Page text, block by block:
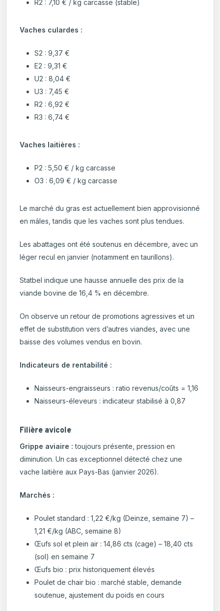
R2 : 7,10 € / kg carcasse (stable)
Vaches culardes :
S2 : 9,37 €
E2 : 9,31 €
U2 : 8,04 €
U3 : 7,45 €
R2 : 6,92 €
R3 : 6,74 €
Vaches laitières :
P2 : 5,50 € / kg carcasse
O3 : 6,09 € / kg carcasse
Le marché du gras est actuellement bien approvisionné
en mâles, tandis que les vaches sont plus tendues.
Les abattages ont été soutenus en décembre, avec un
léger recul en janvier (notamment en taurillons).
Statbel indique une hausse annuelle des prix de la
viande bovine de 16,4 % en décembre.
On observe un retour de promotions agressives et un
effet de substitution vers d’autres viandes, avec une
baisse des volumes vendus en bovin.
Indicateurs de rentabilité :
Naisseurs-engraisseurs : ratio revenus/coûts = 1,16
Naisseurs-éleveurs : indicateur stabilisé à 0,87
Filière avicole
Grippe aviaire : toujours présente, pression en
diminution. Un cas exceptionnel détecté chez une
vache laitière aux Pays-Bas (janvier 2026).
Marchés :
Poulet standard : 1,22 €/kg (Deinze, semaine 7) –
1,21 €/kg (ABC, semaine 8)
Œufs sol et plein air : 14,86 cts (cage) – 18,40 cts
(sol) en semaine 7
Œufs bio : prix historiquement élevés
Poulet de chair bio : marché stable, demande
soutenue, ajustement du poids en cours